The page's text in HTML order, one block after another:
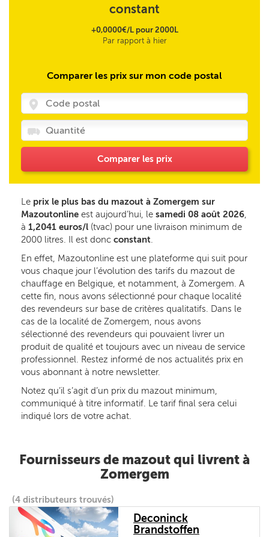
constant
+0,0000€/L pour 2000L
Par rapport à hier
Comparer les prix sur mon code postal
Comparer les prix
Le prix le plus bas du mazout à Zomergem sur
Mazoutonline est aujourd’hui, le samedi 08 août 2026,
à 1,2041 euros/l (tvac) pour une livraison minimum de
2000 litres. Il est donc constant.
En effet, Mazoutonline est une plateforme qui suit pour
vous chaque jour l’évolution des tarifs du mazout de
chauffage en Belgique, et notamment, à Zomergem. A
cette fin, nous avons sélectionné pour chaque localité
des revendeurs sur base de critères qualitatifs. Dans le
cas de la localité de Zomergem, nous avons
sélectionné des revendeurs qui pouvaient livrer un
produit de qualité et toujours avec un niveau de service
professionnel. Restez informé de nos actualités prix en
vous abonnant à notre newsletter.
Notez qu’il s’agit d’un prix du mazout minimum,
communiqué à titre informatif. Le tarif final sera celui
indiqué lors de votre achat.
Fournisseurs de mazout qui livrent à
Zomergem
(4 distributeurs trouvés)
Deconinck
Brandstoffen